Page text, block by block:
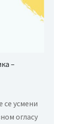
–
се усмени
огласу